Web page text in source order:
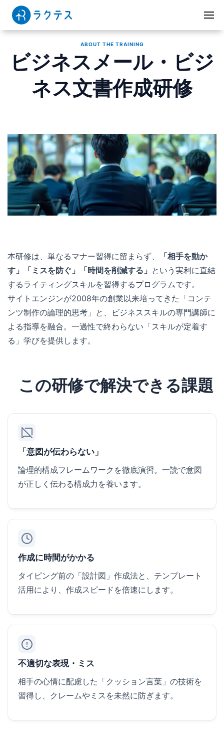
ABOUT THE TRAINING
ビジネスメール・ビジ
ネス文書作成研修
本研修は、単なるマナー習得に留まらず、
「相手を動か
す」「ミスを防ぐ」「時間を削減する」 という実利に直結
するライティングスキルを習得するプログラムです。
サイトエンジンが2008年の創業以来培ってきた「コンテ
ンツ制作の論理的思考」と、ビジネススキルの専門講師に
よる指導を融合。一過性で終わらない「スキルが定着す
る」学びを提供します。
この研修で解決できる課題
「意図が伝わらない」
論理的構成フレームワークを徹底演習。一読で意図
が正しく伝わる構成力を養います。
作成に時間がかかる
タイピング前の「設計図」作成法と、テンプレート
活用により、作成スピードを倍速にします。
不適切な表現・ミス
相手の心情に配慮した「クッション言葉」の技術を
習得し、クレームやミスを未然に防ぎます。